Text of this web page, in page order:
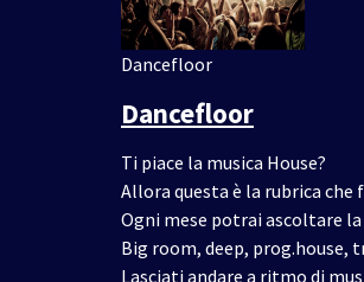
Dancefloor
Dancefloor
Ti piace la musica House?
Allora questa è la rubrica che
Ogni mese potrai ascoltare
Big room, deep, prog.house,
Lasciati andare a ritmo di